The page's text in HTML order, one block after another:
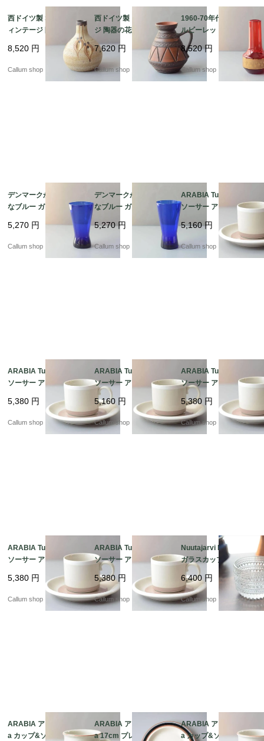
西ドイツ製 Sgrafo ヴ
ィンテージ 陶器の花瓶
Art pottery Peter Mull
er スグラフォ 花器 一
輪挿し ミッドセンチュ
8,520 円
Callum shop
西ドイツ製 ヴィンテー
ジ 陶器の花瓶 Art pott
ery 花器 一輪挿し ミッ
ドセンチュリー期 フラ
ワーベース_ig4989
7,620 円
Callum shop
1960-70年代 チェコ製
ルビーレッドの花瓶 ボ
ヘミアガラス Jan Gabr
he 花器 グラス フラワ
ーベース ヴィンテージ
_ig4988
8,520円
Callum shop
デンマークから きれい
なブルー ガラスの花瓶
コバルトブルー 花器 グ
ラス フラワーベース ヴ
5,270 円
Callum shop
デンマークから きれい
なブルー ガラスの花瓶
コバルトブルー 花器 グ
ラス フラワーベース ヴ
5,270円
Callum shop
ARABIA Tupa カップ&
ソーサー アラビア トゥ
北欧食器 陶器 アンティ
ーク ヴィンテージ_it44
5,160円
Callum shop
ARABIA Tupa カップ&
ソーサー アラビア トゥ
北欧食器 陶器 アンティ
ーク ヴィンテージ_it44
5,380 円
Callum shop
ARABIA Tupa カップ&
ソーサー アラビア トゥ
パ フィンランド 北欧
北欧食器 陶器 アンティ
ーク ヴィンテージ_it44
91
5,160 円
Callum shop
ARABIA Tupa カップ&
ソーサー アラビア トゥ
パ フィンランド 北欧
北欧食器 陶器 アンティ
ーク ヴィンテージ_it44
90
5,380 円
Callum shop
ARABIA Tupa カップ&
ソーサー アラビア トゥ
北欧食器 陶器 アンティ
ーク ヴィンテージ_it44
5,380 円
Callum shop
ARABIA Tupa カップ&
ソーサー アラビア トゥ
パ フィンランド 北欧
北欧食器 陶器 アンティ
ーク ヴィンテージ_it44
88
5,380 円
Callum shop
Nuutajarvi Kastehelmi
ガラスカップ ヌータヤ
ルヴィ カステヘルミ A
rabia時代 ヴィンテー
ジ Oiva Toikka オイヴ
ァトイッカ_it4485
6,400 円
Callum shop
ARABIA アラビア Taik
a カップ&ソーサー タ
ARABIA アラビア Taik
a 17cm プレート お皿
ARABIA アラビア Taik
a カップ&ソーサー タ